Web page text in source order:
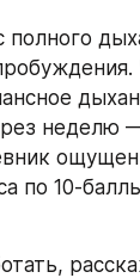
полного
неделю
по 10-